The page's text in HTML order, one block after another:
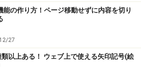
能の作り方！ページ移動せずに内容を切り
27
類以上ある！ ウェブ上で使える矢印記号(絵